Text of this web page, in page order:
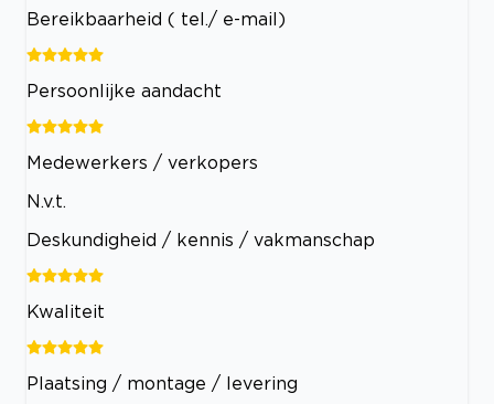
Bereikbaarheid ( tel./ e-mail)
Persoonlijke aandacht
Medewerkers / verkopers
N.v.t.
Deskundigheid / kennis / vakmanschap
Kwaliteit
Plaatsing / montage / levering